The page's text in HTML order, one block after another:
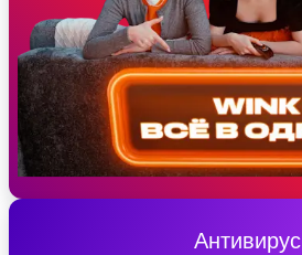
Антивирус